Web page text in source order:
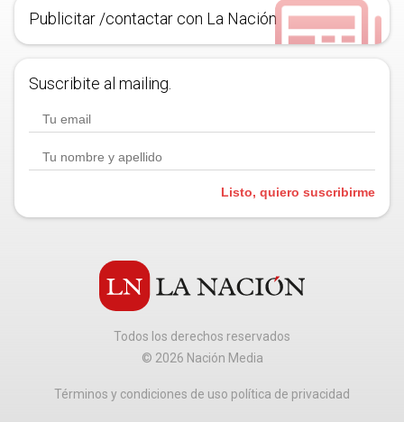
Publicitar /contactar con La Nación
Suscribite al mailing.
Listo, quiero suscribirme
Todos los derechos reservados
© 2026 Nación Media
Términos y condiciones de uso política de privacidad